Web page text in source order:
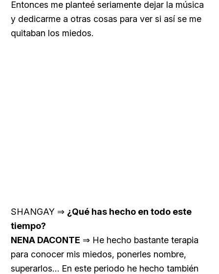
Entonces me planteé seriamente dejar la música
y dedicarme a otras cosas para ver si así se me
quitaban los miedos.
SHANGAY ⇒ ¿Qué has hecho en todo este
tiempo?
NENA DACONTE ⇒ He hecho bastante terapia
para conocer mis miedos, ponerles nombre,
superarlos… En este periodo he hecho también